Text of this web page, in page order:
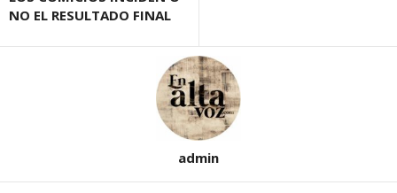
NO EL RESULTADO FINAL
admin